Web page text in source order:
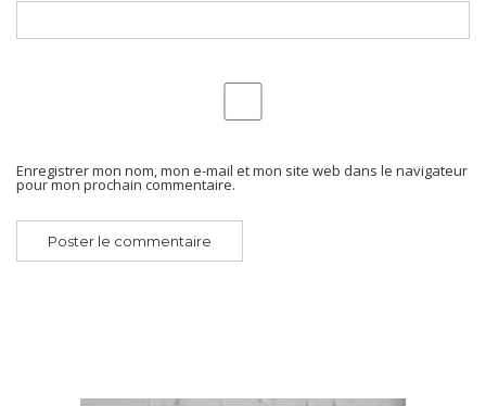
Enregistrer mon nom, mon e-mail et mon site web dans le navigateur
pour mon prochain commentaire.